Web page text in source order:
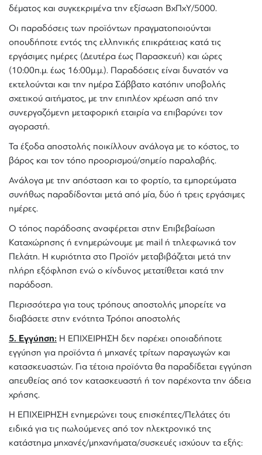
δέματος και συγκεκριμένα την εξίσωση ΒxΠxY/5000.
Οι παραδόσεις των προϊόντων πραγματοποιούνται
οπουδήποτε εντός της ελληνικής επικράτειας κατά τις
εργάσιμες ημέρες (Δευτέρα έως Παρασκευή) και ώρες
(10:00π.μ. έως 16:00μ.μ.). Παραδόσεις είναι δυνατόν να
εκτελούνται και την ημέρα Σάββατο κατόπιν υποβολής
σχετικού αιτήματος, με την επιπλέον χρέωση από την
συνεργαζόμενη μεταφορική εταιρία να επιβαρύνει τον
αγοραστή.
Τα έξοδα αποστολής ποικίλλουν ανάλογα με το κόστος, το
βάρος και τον τόπο προορισμού/σημείο παραλαβής.
Ανάλογα με την απόσταση και το φορτίο, τα εμπορεύματα
συνήθως παραδίδονται μετά από μία, δύο ή τρεις εργάσιμες
ημέρες.
Ο τόπος παράδοσης αναφέρεται στην Επιβεβαίωση
Καταχώρησης ή ενημερώνουμε με mail ή τηλεφωνικά τον
Πελάτη. Η κυριότητα στο Προϊόν μεταβιβάζεται μετά την
πλήρη εξόφληση ενώ ο κίνδυνος μετατίθεται κατά την
παράδοση.
Περισσότερα για τους τρόπους αποστολής μπορείτε να
διαβάσετε στην ενότητα Τρόποι αποστολής
5. Εγγύηση: Η ΕΠΙΧΕΙΡΗΣΗ δεν παρέχει οποιαδήποτε
εγγύηση για προϊόντα ή μηχανές τρίτων παραγωγών και
κατασκευαστών. Για τέτοια προϊόντα θα παραδίδεται εγγύηση
απευθείας από τον κατασκευαστή ή τον παρέχοντα την άδεια
χρήσης.
Η ΕΠΙΧΕΙΡΗΣΗ ενημερώνει τους επισκέπτες/Πελάτες ότι
ειδικά για τις πωλούμενες από τον ηλεκτρονικό της
κατάστημα μηχανές/μηχανήματα/συσκευές ισχύουν τα εξής: